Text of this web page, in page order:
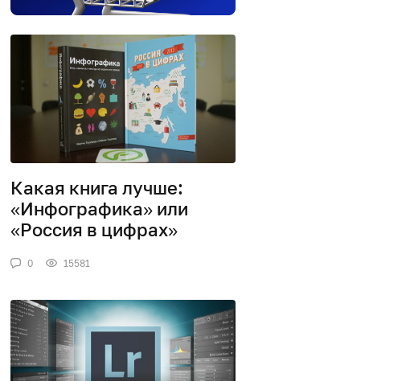
Какая книга лучше:
«Инфографика» или
«Россия в цифрах»
0 15581